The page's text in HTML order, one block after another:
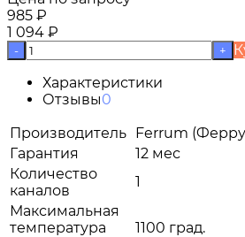
985 ₽
1 094 ₽
- +
Характеристики
Отзывы0
Производитель Ferrum
Гарантия
12 мес
Количество
каналов
1
Максимальная
температура
1100 град.